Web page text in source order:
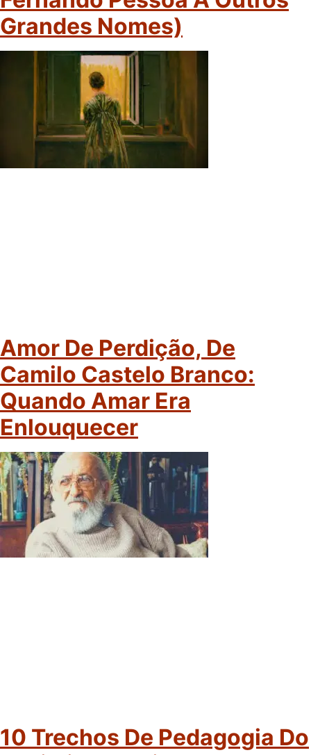
Grandes Nomes)
Amor De Perdição, De
Camilo Castelo Branco:
Quando Amar Era
Enlouquecer
10 Trechos De Pedagogia Do